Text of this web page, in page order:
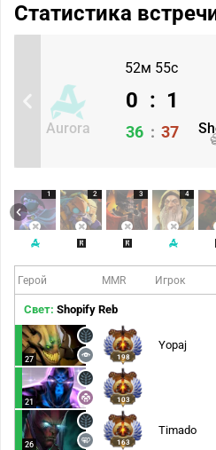
Статистика
52м 55с
Aurora
0 : 1
36 : 37
1 2 3 4
Герой MMR Игрок
Свет: Shopify Reb
27 198
Yopaj
21 103
26 163
Timado